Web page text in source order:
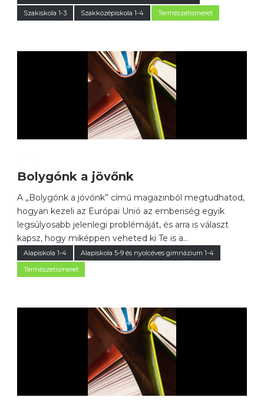
Szakiskola 1-3
Szakközépiskola 1-4 Természetismeret
Bolygónk a jövőnk
A „Bolygónk a jövőnk” című magazinból megtudhatod,
hogyan kezeli az Európai Unió az emberiség egyik
legsúlyosabb jelenlegi problémáját, és arra is választ
kapsz, hogy miképpen veheted ki Te is a...
Alapiskola 1-4
Alapiskola 5-9 és nyolcéves gimnázium 1-4
Természetismeret